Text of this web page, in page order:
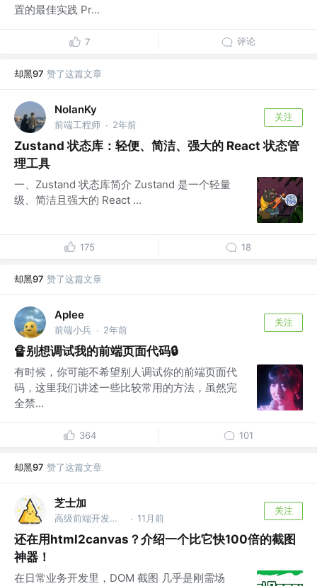
置的最佳实践 Pr...
7 评论
却黑97 赞了这篇文章
NolanKy
前端工程师 · 2年前
关注
Zustand 状态库：轻便、简洁、强大的 React 状态管
理工具
一、Zustand 状态库简介 Zustand 是一个轻量
级、简洁且强大的 React ...
175 18
却黑97 赞了这篇文章
Aplee
前端小兵 · 2年前
关注
🔏别想调试我的前端页面代码🔒
有时候，你可能不希望别人调试你的前端页面代
码，这里我们讲述一些比较常用的方法，虽然完
全禁...
364 101
却黑97 赞了这篇文章
芝士加
高级前端开发工程师 · 11月前
关注
还在用html2canvas？介绍一个比它快100倍的截图
神器！
在日常业务开发里，DOM 截图 几乎是刚需场